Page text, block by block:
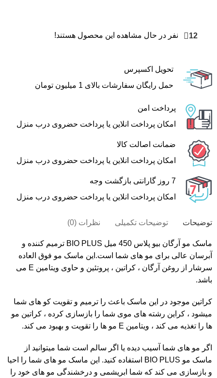
12 نفر در حال مشاهده این محصول هستند!
تحویل اکسپرس
حمل رایگان سفارشات بالای 1 میلیون تومان
پرداخت امن
امکان پرداخت انلاین یا پرداخت حضروی درب منزل
ضمانت اصالت کالا
امکان پرداخت انلاین یا پرداخت حضروی درب منزل
7 روز گارانتی بازگشت وجه
امکان پرداخت انلاین یا پرداخت حضروی درب منزل
توضیحات توضیحات تکمیلی نظرات (0)
ماسک مو آرگان بیو پلاس 450 میل BIO PLUS ترمیم کننده و
آبرسان عالی برای مو های شما است.این ماسک مو فوق العاده
سرشار از روغن آرگان ، کراتین ، پروتئین و حاوی ویتامین E می
باشد.
کراتین موجود در این ماسک باعث را ترمیم و تقویت کو های شما
میشود ، کراین رشته های موی شما را بازسازی کرده ، کراتین مو
ها را تغذیه می کند ، ویتامین E مو ها را تقویت و بهبود می کند.
اگر مو های شما آسیب دیده یا اگر سالم است شما میتوانید از
ماسک مو BIO PLUS استفاده کنید. این ماسک مو های شما را احیا
و بازسازی می کند که شما ابریشمی و درخشندگی مو های خود را